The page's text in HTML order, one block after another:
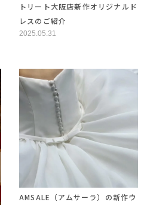
トリート大阪店新作オリジナルド
レスのご紹介
2025.05.31
AMSALE（アムサーラ）の新作ウ